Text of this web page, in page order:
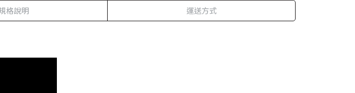
格說明 運送方式